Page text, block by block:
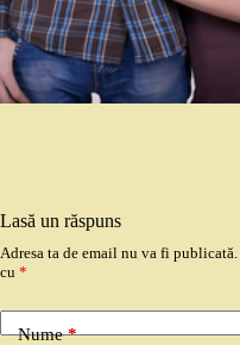
Lasă un răspuns
Adresa ta de email nu va fi publicată.
cu *
Nume*